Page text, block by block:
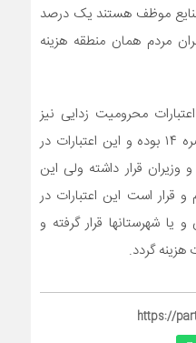
موظف هستند یک درصد
مردم همان منطقه هزینه
محرومیت زدایی نیز
گفت: این اعتبارات از محل تبصره ۱۴ بوده و این اعتبارات در
وزیران قرار داشته ولی این
قرار است این اعتبارات در
یا شهرستانها قرار گرفته و
هزینه گردد.
https://